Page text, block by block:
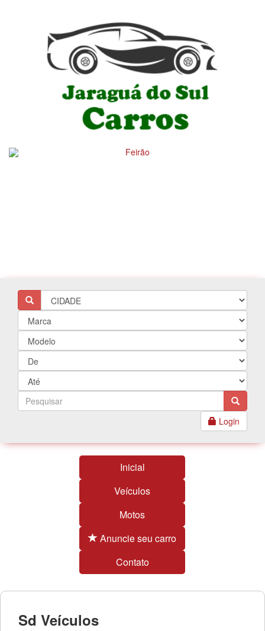
Login
Inicial
Veículos
Motos
Anuncie seu carro
Contato
Sd Veículos